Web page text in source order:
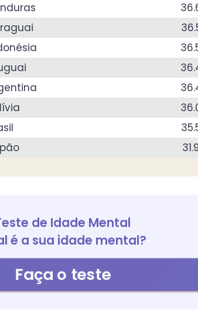
de Idade Mental
é a sua idade mental?
Faça o teste